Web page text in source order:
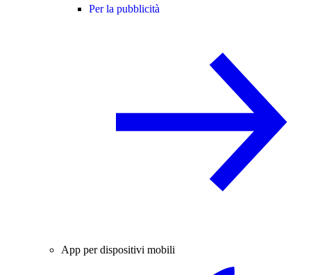
Per la pubblicità
App per dispositivi mobili